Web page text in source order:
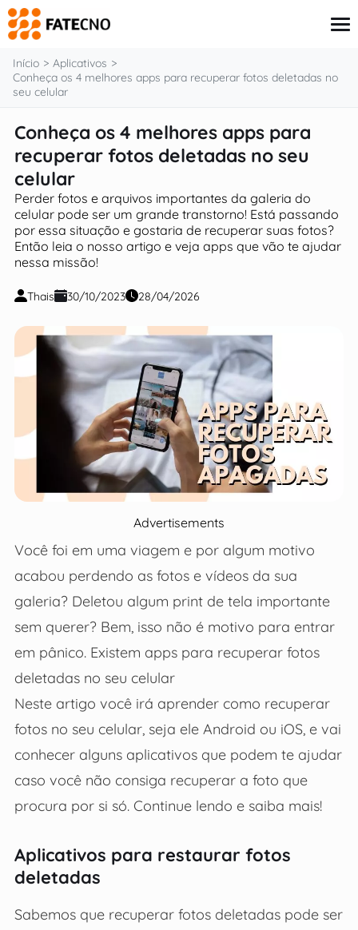
o
conteúdo
Tutoriais
Governo
Renda Extra
Finanças
Início
Aplicativos
Conheça os 4 melhores apps para recuperar fotos deletadas no
seu celular
Conheça os 4 melhores apps para
recuperar fotos deletadas no seu
celular
Perder fotos e arquivos importantes da galeria do
celular pode ser um grande transtorno! Está passando
por essa situação e gostaria de recuperar suas fotos?
Então leia o nosso artigo e veja apps que vão te ajudar
nessa missão!
Thais 30/10/2023 28/04/2026
Advertisements
Você foi em uma viagem e por algum motivo
acabou perdendo as fotos e vídeos da sua
galeria? Deletou algum print de tela importante
sem querer? Bem, isso não é motivo para entrar
em pânico. Existem apps para recuperar fotos
deletadas no seu celular
Neste artigo você irá aprender como recuperar
fotos no seu celular, seja ele Android ou iOS, e vai
conhecer alguns aplicativos que podem te ajudar
caso você não consiga recuperar a foto que
procura por si só. Continue lendo e saiba mais!
Aplicativos para restaurar fotos
deletadas
Sabemos que recuperar fotos deletadas pode ser